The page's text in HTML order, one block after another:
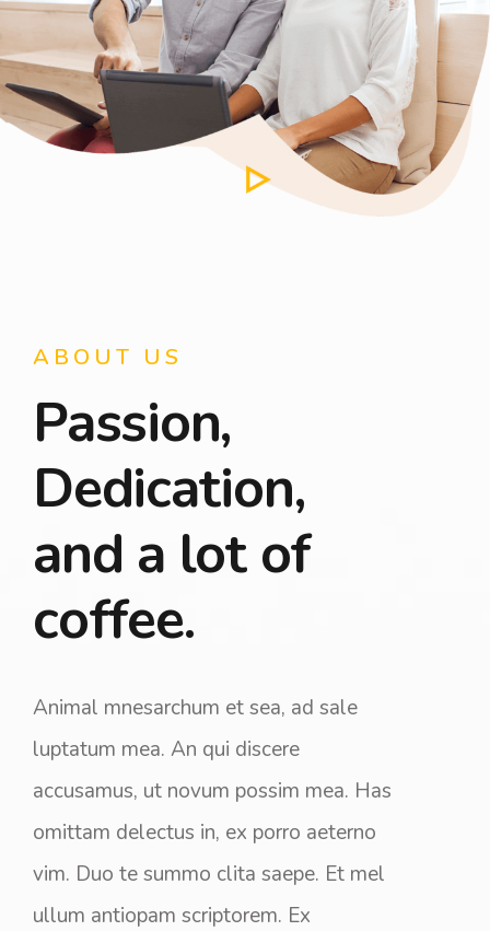
ABOUT US
Passion,
Dedication,
and a lot of
coffee.
Animal mnesarchum et sea, ad sale
luptatum mea. An qui discere
accusamus, ut novum possim mea. Has
omittam delectus in, ex porro aeterno
vim. Duo te summo clita saepe. Et mel
ullum antiopam scriptorem. Ex